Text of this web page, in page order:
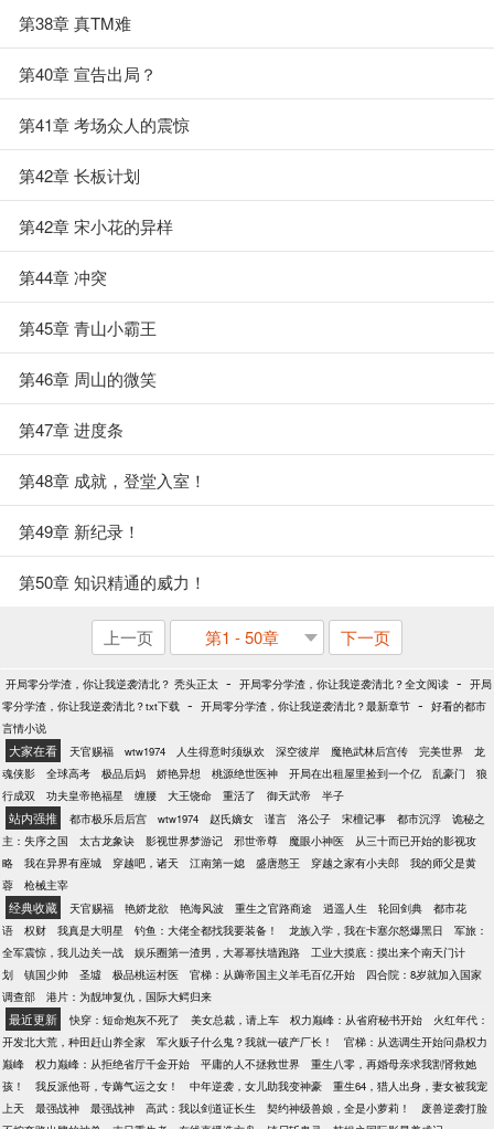
第38章 真TM难
第40章 宣告出局？
第41章 考场众人的震惊
第42章 长板计划
第42章 宋小花的异样
第44章 冲突
第45章 青山小霸王
第46章 周山的微笑
第47章 进度条
第48章 成就，登堂入室！
第49章 新纪录！
第50章 知识精通的威力！
上一页 第1 - 50章 下一页
开局零分学渣，你让我逆袭清北？ 秃头正太 - 开局零分学渣，你让我逆袭清北？全文阅读 - 开局
零分学渣，你让我逆袭清北？txt下载 - 开局零分学渣，你让我逆袭清北？最新章节 - 好看的都市
言情小说
大家在看 天官赐福 wtw1974 人生得意时须纵欢 深空彼岸 魔艳武林后宫传 完美世界
龙
魂侠影
全球高考 极品后妈 娇艳异想 桃源绝世医神 开局在出租屋里捡到一个亿 乱豪门
狼
行成双
功夫皇帝艳福星 缠腰 大王饶命 重活了 御天武帝 半子
站内强推 都市极乐后后宫 wtw1974 赵氏嫡女 谨言 洛公子 宋檀记事 都市沉浮
诡秘之
主：失序之国
太古龙象诀 影视世界梦游记 邪世帝尊 魔眼小神医
从三十而已开始的影视攻
略
我在异界有座城 穿越吧，诸天 江南第一媳 盛唐憨王 穿越之家有小夫郎
我的师父是黄
蓉
枪械主宰
经典收藏 天官赐福 艳娇龙欲 艳海风波 重生之官路商途 逍遥人生 轮回剑典
都市花
语
权财 我真是大明星 钓鱼：大佬全都找我要装备！ 龙族入学，我在卡塞尔怒爆黑日
军旅：
全军震惊，我儿边关一战
娱乐圈第一渣男，大幂幂扶墙跑路
工业大摸底：摸出来个南天门计
划
镇国少帅 圣墟 极品桃运村医 官梯：从薅帝国主义羊毛百亿开始
四合院：8岁就加入国家
调查部
港片：为靓坤复仇，国际大鳄归来
最近更新 快穿：短命炮灰不死了 美女总裁，请上车 权力巅峰：从省府秘书开始
火红年代：
开发北大荒，种田赶山养全家
军火贩子什么鬼？我就一破产厂长！
官梯：从选调生开始问鼎权力
巅峰
权力巅峰：从拒绝省厅千金开始 平庸的人不拯救世界
重生八零，再婚母亲求我割肾救她
孩！
我反派他哥，专薅气运之女！ 中年逆袭，女儿助我变神豪
重生64，猎人出身，妻女被我宠
上天
最强战神 最强战神 高武：我以剑道证长生 契约神级兽娘，全是小萝莉！
废兽逆袭打脸